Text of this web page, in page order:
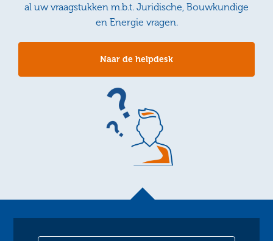
al uw vraagstukken m.b.t. Juridische, Bouwkundige
en Energie vragen.
Naar de helpdesk